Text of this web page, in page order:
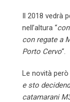
Il 2018 vedrà
nell’altura “
con regate a
Porto Cervo“.
Le novità
e sto
catamarani